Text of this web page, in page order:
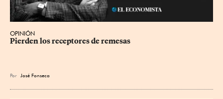
OPINIÓN
Pierden los receptores de remesas
Por José Fonseca